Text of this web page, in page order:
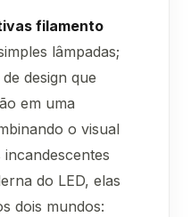
filamento
lâmpadas;
design que
em uma
o visual
do LED, elas
dois mundos: